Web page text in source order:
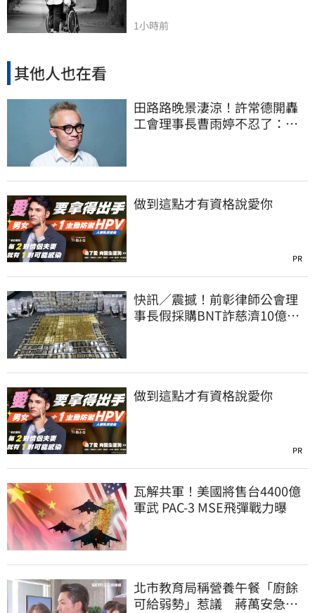
1小時前
其他人也在看
田路路晚景淒涼！許常德開轟
工會理事長曹雨婷不忍了：別
做到這點才有資格說愛你
PR
快訊／震撼！前彰律師公會理
事長假採購BNT詐慈濟10億、
做到這點才有資格說愛你
PR
瓦解共軍！美國將售台4400億
軍武 PAC-3 MSE飛彈戰力曝
北市教育局稱營養午餐「廚餘
可給弱勢」惹議 蔣萬安急